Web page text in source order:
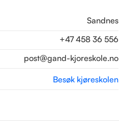
Sandnes
+47 458 36 556
post@gand-kjoreskole.no
Besøk kjøreskolen